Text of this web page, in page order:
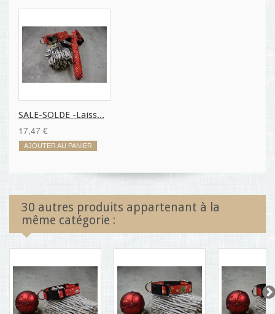
SALE-SOLDE -Laiss...
17,47 €
AJOUTER AU PANIER
30 autres produits appartenant à la
même catégorie :